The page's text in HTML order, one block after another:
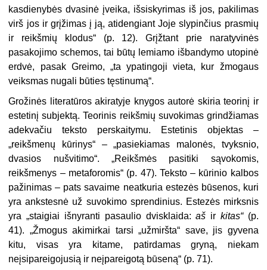
kasdienybės dvasinė įveika, išsiskyrimas iš jos, pakilimas
virš jos ir grįžimas į ją, atidengiant Joje slypinčius prasmių
ir reikšmių klodus“ (p. 12). Grįžtant prie naratyvinės
pasakojimo sche­mos, tai būtų lemiamo išbandymo utopinė
erdvė, pasak Greimo, „ta ypatingoji vieta, kur žmogaus
veiks­mas nugali būties tęstinumą“.
Grožinės literatūros akiratyje kny­gos autorė skiria teorinį ir
estetinį subjektą. Teorinis reikšmių suvoki­mas grindžiamas
adekvačiu teksto perskaitymu. Estetinis objektas –
„reikšmenų kūrinys“ – „pasiekiamas malonės, tvyksnio,
dvasios nušviti­mo“. „Reikšmės pasitiki sąvokomis,
reikšmenys – metaforomis“ (p. 47). Teksto – kūrinio kalbos
pažinimas – pats savaime neatkuria estezės bū­senos, kuri
yra ankstesnė už suvoki­mo sprendinius. Estezės mirksnis
yra „staigiai išnyranti pasaulio dvisklaida: aš ir kitas“(p.
41). „Žmo­gus akimirkai tarsi „užmiršta“ save, jis gyvena
kitu, visas yra kitame, pa­tirdamas gryną, niekam
neįsipareigo­jusią ir neįpareigotą būseną“ (p. 71).